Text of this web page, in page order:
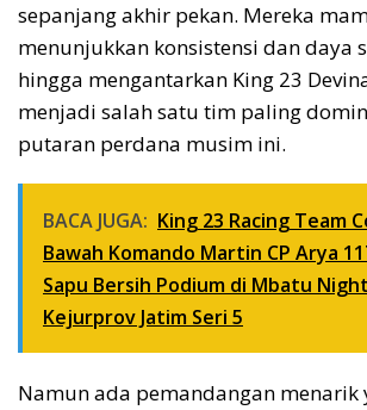
sepanjang akhir pekan. Mereka
menunjukkan konsistensi dan daya
hingga mengantarkan King 23
menjadi salah satu tim paling
putaran perdana musim ini.
BACA JUGA: King 23 Racing Team
Bawah Komando Martin CP Arya
Sapu Bersih Podium di Mbatu
Kejurprov Jatim Seri 5
Namun ada pemandangan menarik